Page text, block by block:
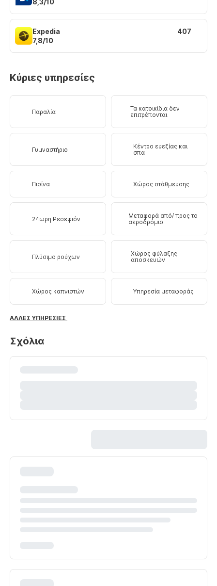
8,3/10
Expedia
7,8/10
407
Κύριες υπηρεσίες
Παραλία
Τα κατοικίδια δεν
επιτρέπονται
Γυμναστήριο
Κέντρο ευεξίας και
σπα
Πισίνα Xώρος στάθμευσης
24ωρη Ρεσεψιόν
Μεταφορά από/ προς το
αεροδρόμιο
Πλύσιμο ρούχων
Χώρος φύλαξης
αποσκευών
Χώρος καπνιστών Υπηρεσία μεταφοράς
ΆΛΛΕΣ ΥΠΗΡΕΣΊΕΣ
Σχόλια